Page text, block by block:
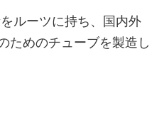
ルーツに持ち、国内外
ためのチューブを製造し